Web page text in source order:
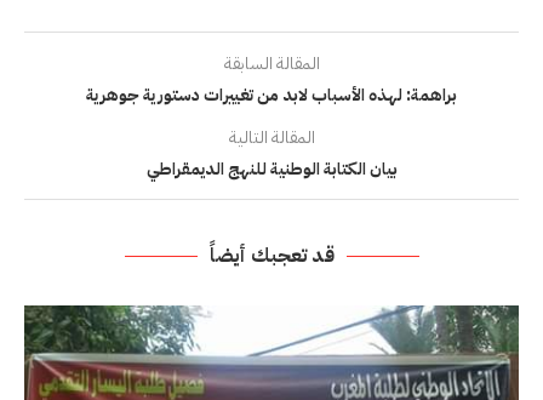
المقالة السابقة
براهمة: لهذه الأسباب لابد من تغييرات دستورية جوهرية
المقالة التالية
بيان الكتابة الوطنية للنهج الديمقراطي
قد تعجبك أيضاً